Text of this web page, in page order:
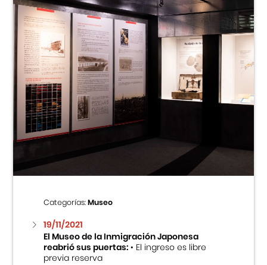
Categorías:Museo
19/11/2021
El Museo de la Inmigración Japonesa
reabrió sus puertas:• El ingreso es libre
previa reserva